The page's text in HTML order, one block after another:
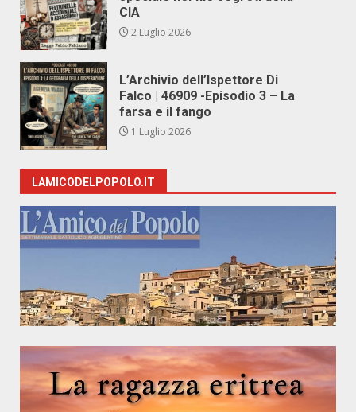
CIA
2 Luglio 2026
L’Archivio dell’Ispettore Di
Falco | 46909 -Episodio 3 – La
farsa e il fango
1 Luglio 2026
LAMICODELPOPOLO.IT